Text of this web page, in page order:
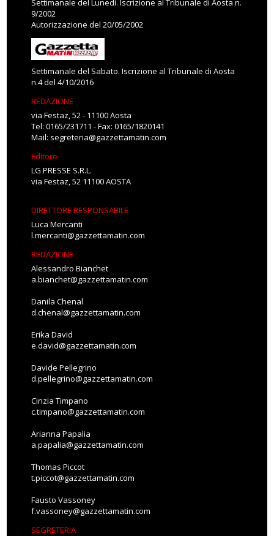
Settimanale del Lunedì. Iscrizione al Tribunale di Aosta n.
9/2002
Autorizzazione del 20/05/2002
Settimanale del Sabato. Iscrizione al Tribunale di Aosta
n.4 del 4/10/2016
REDAZIONE
via Festaz, 52 - 11100 Aosta
Tel: 0165/231711 - Fax: 0165/1820141
Mail: segreteria@gazzettamatin.com
Editore
LG PRESSE S.R.L.
via Festaz, 52 11100 AOSTA
DIRETTORE RESPONSABILE
Luca Mercanti
l.mercanti@gazzettamatin.com
REDAZIONE
Alessandro Bianchet
a.bianchet@gazzettamatin.com
Danila Chenal
d.chenal@gazzettamatin.com
Erika David
e.david@gazzettamatin.com
Davide Pellegrino
d.pellegrino@gazzettamatin.com
Cinzia Timpano
c.timpano@gazzettamatin.com
Arianna Papalia
a.papalia@gazzettamatin.com
Thomas Piccot
t.piccot@gazzettamatin.com
Fausto Vassoney
f.vassoney@gazzettamatin.com
SEGRETERIA